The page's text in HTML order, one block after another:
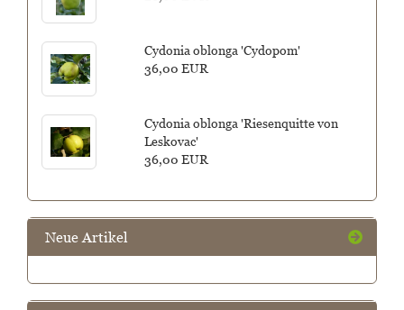
Cydonia oblonga 'Cydopom'
36,00 EUR
Cydonia oblonga 'Riesenquitte von
Leskovac'
36,00 EUR
Neue Artikel